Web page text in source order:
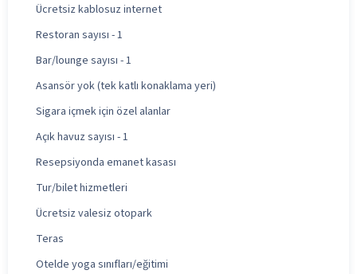
Ücretsiz kablosuz internet
Restoran sayısı - 1
Bar/lounge sayısı - 1
Asansör yok (tek katlı konaklama yeri)
Sigara içmek için özel alanlar
Açık havuz sayısı - 1
Resepsiyonda emanet kasası
Tur/bilet hizmetleri
Ücretsiz valesiz otopark
Teras
Otelde yoga sınıfları/eğitimi